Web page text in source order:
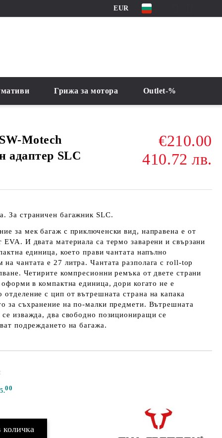
EUR
Грижа за мотора Outlet-%
Motech
адаптер SLC
€210.00
410.72 лв.
За страничен багажник SLC.
за мек багаж с приключенски вид, направена е от
И двата материала са термо заварени и свързани
единица, което прави чантата напълно
чантата е 27 литра. Чантата разполага с roll-top
Четирите компресионни ремъка от двете страни
оформи в компактна единица, дори когато не е
отделение с цип от вътрешната страна на капака
за съхранение на по-малки предмети. Вътрешната
изважда, два свободно позициониращи се
подреждането на багажа.
00